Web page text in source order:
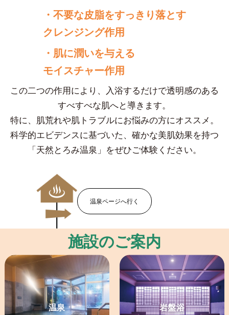
・不要な皮脂をすっきり落とす
クレンジング作用
・肌に潤いを与える
モイスチャー作用
この二つの作用により、入浴するだけで透明感のある
すべすべな肌へと導きます。
特に、肌荒れや肌トラブルにお悩みの方にオススメ。
科学的エビデンスに基づいた、確かな美肌効果を持つ
「天然とろみ温泉」をぜひご体験ください。
温泉ページへ行く
施設のご案内
温泉 岩盤浴